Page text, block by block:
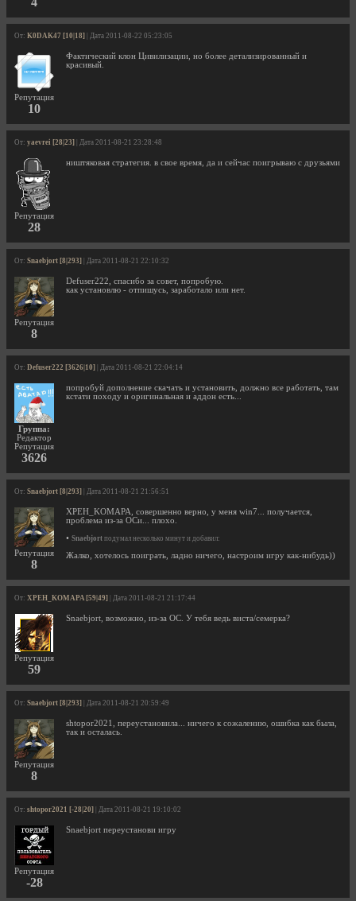
От: K0DAK47 [10|18] | Дата 2011-08-22 05:23:05
Репутация
10
Фактический клон Цивилизации, но более детализированный и
красивый.
От: yaevrei [28|23] | Дата 2011-08-21 23:28:48
Репутация
28
ништяковая стратегия. в свое время, да и сейчас поигрываю с друзьями
От: Snaebjort [8|293] | Дата 2011-08-21 22:10:32
Репутация
8
Defuser222, спасибо за совет, попробую.
как установлю - отпишусь, заработало или нет.
От: Defuser222 [3626|10] | Дата 2011-08-21 22:04:14
Группа:
Редактор
Репутация
3626
попробуй дополнение скачать и установить, должно все работать, там
кстати походу и оригинальная и аддон есть...
От: Snaebjort [8|293] | Дата 2011-08-21 21:56:51
Репутация
8
XPEH_KOMAPA, совершенно верно, у меня win7... получается,
проблема из-за ОСи... плохо.
• Snaebjort подумал несколько минут и добавил:
Жалко, хотелось поиграть, ладно ничего, настроим игру как-нибудь))
От: XPEH_KOMAPA [59|49] | Дата 2011-08-21 21:17:44
Репутация
59
Snaebjort, возможно, из-за ОС. У тебя ведь виста/семерка?
От: Snaebjort [8|293] | Дата 2011-08-21 20:59:49
Репутация
8
shtopor2021, переустановила... ничего к сожалению, ошибка как была,
так и осталась.
От: shtopor2021 [-28|20] | Дата 2011-08-21 19:10:02
Репутация
-28
Snaebjort переустанови игру